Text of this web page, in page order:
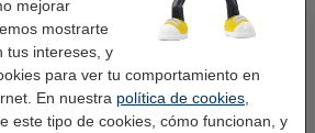
mejorar
mostrarte
tus intereses, y
para ver tu comportamiento en
En nuestra política de cookies
este tipo de cookies, cómo funcionan, y